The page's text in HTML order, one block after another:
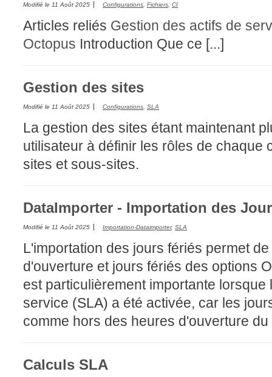
Modifié le 11 Août 2025 Configurations Fichiers CI
Articles reliés Gestion des actifs de
Octopus Introduction Que ce [...]
Gestion des sites
Modifié le 11 Août 2025 Configurations SLA
La gestion des sites étant maintenant
utilisateur à définir les rôles de chaque
sites et sous-sites.
DataImporter - Importation des
Modifié le 11 Août 2025 Importation-Dataimporter, SLA
L'importation des jours fériés permet
d'ouverture et jours fériés des options
est particulièrement importante
service (SLA) a été activée, car les
comme hors des heures d'ouverture
Calculs SLA